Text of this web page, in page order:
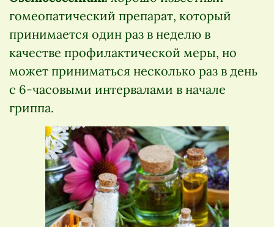
гомеопатический препарат, который
принимается один раз в неделю в
качестве профилактической меры, но
может приниматься несколько раз в день
с 6-часовыми интервалами в начале
гриппа.